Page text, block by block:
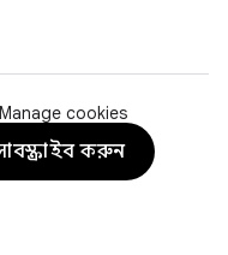
Manage cookies
করুন